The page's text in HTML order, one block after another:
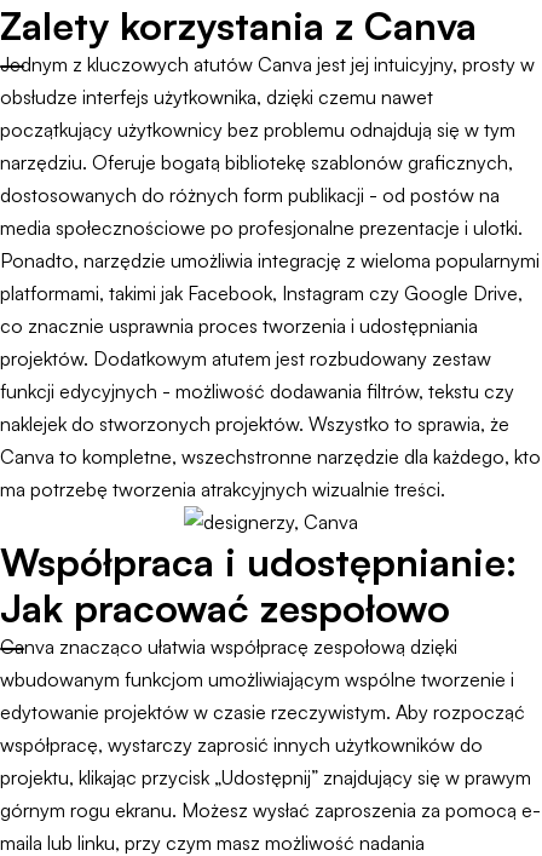
Zalety korzystania z Canva
Jednym z kluczowych atutów Canva jest jej intuicyjny, prosty w
obsłudze interfejs użytkownika, dzięki czemu nawet
początkujący użytkownicy bez problemu odnajdują się w tym
narzędziu. Oferuje bogatą bibliotekę szablonów graficznych,
dostosowanych do różnych form publikacji - od postów na
media społecznościowe po profesjonalne prezentacje i ulotki.
Ponadto, narzędzie umożliwia integrację z wieloma popularnymi
platformami, takimi jak Facebook, Instagram czy Google Drive,
co znacznie usprawnia proces tworzenia i udostępniania
projektów. Dodatkowym atutem jest rozbudowany zestaw
funkcji edycyjnych - możliwość dodawania filtrów, tekstu czy
naklejek do stworzonych projektów. Wszystko to sprawia, że
Canva to kompletne, wszechstronne narzędzie dla każdego, kto
ma potrzebę tworzenia atrakcyjnych wizualnie treści.
Współpraca i udostępnianie:
Jak pracować zespołowo
Canva znacząco ułatwia współpracę zespołową dzięki
wbudowanym funkcjom umożliwiającym wspólne tworzenie i
edytowanie projektów w czasie rzeczywistym. Aby rozpocząć
współpracę, wystarczy zaprosić innych użytkowników do
projektu, klikając przycisk „Udostępnij” znajdujący się w prawym
górnym rogu ekranu. Możesz wysłać zaproszenia za pomocą e-
maila lub linku, przy czym masz możliwość nadania